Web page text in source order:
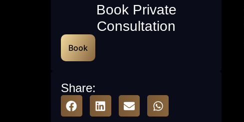
Book Private
Consultation
Book
Share: